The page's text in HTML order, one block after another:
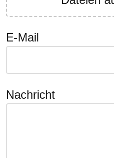
E-Mail
Nachricht